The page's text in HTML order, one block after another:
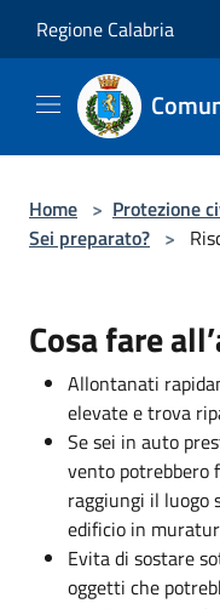
Regione Calabria
Home > Protezione
Sei preparato? >
Cosa fare
Allontanati
elevate e trova
Se sei in auto
vento potrebbero
raggiungi il luogo
edificio in
Evita di sostare
oggetti che